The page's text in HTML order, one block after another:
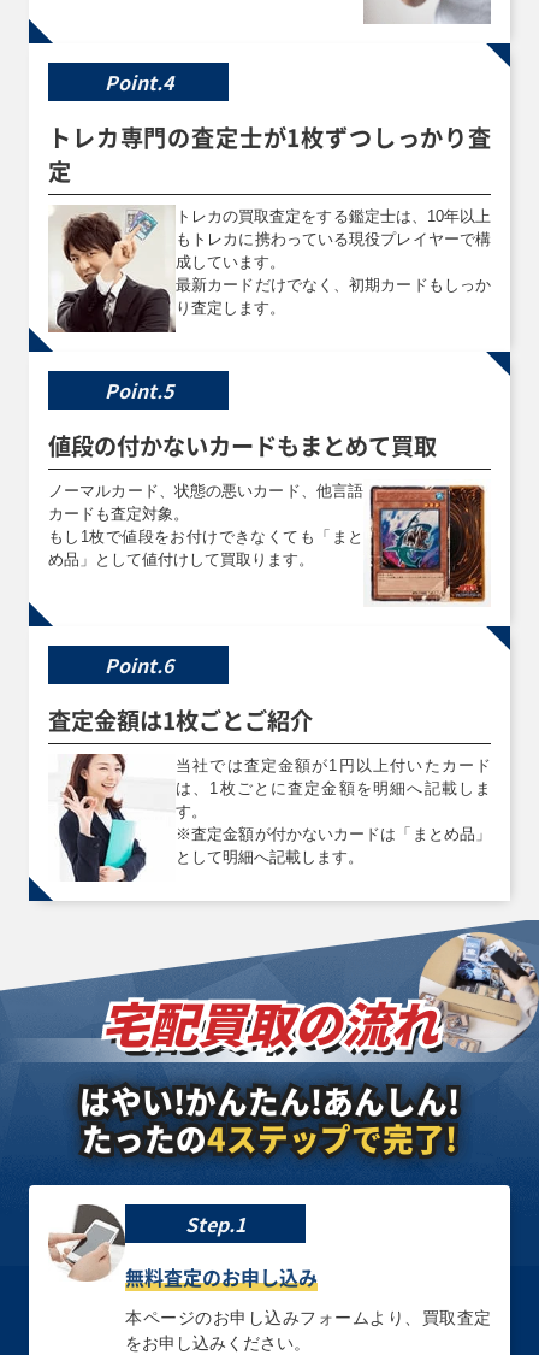
買取価格
リズマティックシ
ークレット
買取価格
ーシークレット
買取価格
スキルドレイン
PC6-JP002 ノー
￥4,900
スターダスト・ド
ラゴン／バスター
BPRO-JPS02 プ
リズマティックシ
ークレット
四花繚乱の霊使い
BLZD-JP050 プリ
ズマティックシー
クレット
トゥーン・ブラッ
ク・マジシャン・
ガール(オーバー
JP013 シークレ
買取価格
￥4,600
Ｋ９－１７号 “Ｒ
ｉｐｐｅｒ”
DBJH-JP035 プリ
ズマティックシー
クレット
ブラック・マジシ
ャン(背景宇宙)
QCAC-JP018 ク
リーシークレット
スカーレッド・ノ
ヴァ・ドラゴン－
バーニング・ソウ
ル(オーバーフレ
ーム) LOCR-
JP008 プリズマ
ティックシークレ
ット
買取価格
￥4,100
オオヒメの御巫
TTP1-JP063 パラ
レル
買取価格
白き幻獣－青眼の
レーム) LOCR-
JP001 ウルトラ
ストラシークレッ
ト
買取価格
￥4,000
プリズマティック
買取価格
￥3,800
フィキュル
GX05-JP001 ウル
買取価格
￥3,800
サクリファイス
DP19-JP000 ホロ
グラフィック
買取価格
￥3,800
閃刀姫－レイ(イ
ラスト違い)
リーシークレット
買取価格
￥3,800
迷宮城の白銀姫
(イラスト違い)
リーシークレット
￥3,700
白の聖女エクレシ
ア CF01-JPS02
Point.4
トレカ専門の査定士が1枚ずつしっかり査
定
トレカの買取査定をする鑑定士は、10年以上
もトレカに携わっている現役プレイヤーで構
成しています。
最新カードだけでなく、初期カードもしっか
り査定します。
Point.5
値段の付かないカードもまとめて買取
ノーマルカード、状態の悪いカード、他言語
カードも査定対象。
もし1枚で値段をお付けできなくても「まと
め品」として値付けして買取ります。
Point.6
査定金額は1枚ごとご紹介
当社では査定金額が1円以上付いたカード
は、1枚ごとに査定金額を明細へ記載しま
す。
※査定金額が付かないカードは「まとめ品」
として明細へ記載します。
宅配買取の流れ
はやい!かんたん!あんしん!
たったの4ステップで完了!
Step.1
無料査定のお申し込み
本ページのお申し込みフォームより、買取査定
をお申し込みください。